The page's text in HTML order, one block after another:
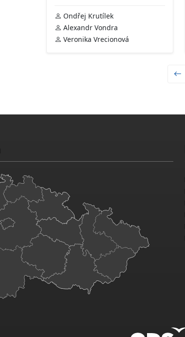
Ondřej Krutílek
Alexandr Vondra
Veronika Vrecionová